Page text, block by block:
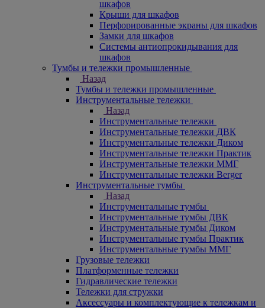
шкафов
Крыши для шкафов
Перфорированные экраны для шкафов
Замки для шкафов
Системы антиопрокидывания для
шкафов
Тумбы и тележки промышленные
Назад
Тумбы и тележки промышленные
Инструментальные тележки
Назад
Инструментальные тележки
Инструментальные тележки ДВК
Инструментальные тележки Диком
Инструментальные тележки Практик
Инструментальные тележки ММГ
Инструментальные тележки Berger
Инструментальные тумбы
Назад
Инструментальные тумбы
Инструментальные тумбы ДВК
Инструментальные тумбы Диком
Инструментальные тумбы Практик
Инструментальные тумбы ММГ
Грузовые тележки
Платформенные тележки
Гидравлические тележки
Тележки для стружки
Аксесcуары и комплектующие к тележкам и